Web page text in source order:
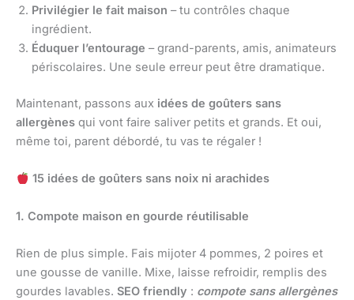
Privilégier le fait maison – tu contrôles chaque
ingrédient.
Éduquer l’entourage – grand-parents, amis, animateurs
périscolaires. Une seule erreur peut être dramatique.
Maintenant, passons aux idées de goûters sans
allergènes qui vont faire saliver petits et grands. Et oui,
même toi, parent débordé, tu vas te régaler !
15 idées de goûters sans noix ni arachides
1. Compote maison en gourde réutilisable
Rien de plus simple. Fais mijoter 4 pommes, 2 poires et
une gousse de vanille. Mixe, laisse refroidir, remplis des
gourdes lavables. SEO friendly : compote sans allergènes